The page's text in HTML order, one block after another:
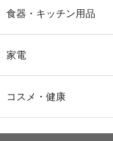
食器・キッチン用品
家電
コスメ・健康